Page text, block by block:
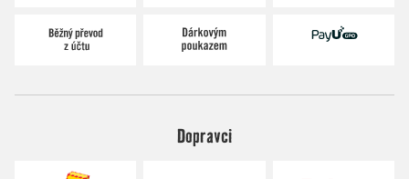
Dopravci